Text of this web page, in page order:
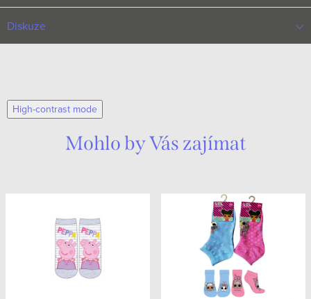
Diskuze
High-contrast mode
Mohlo by Vás zajímat